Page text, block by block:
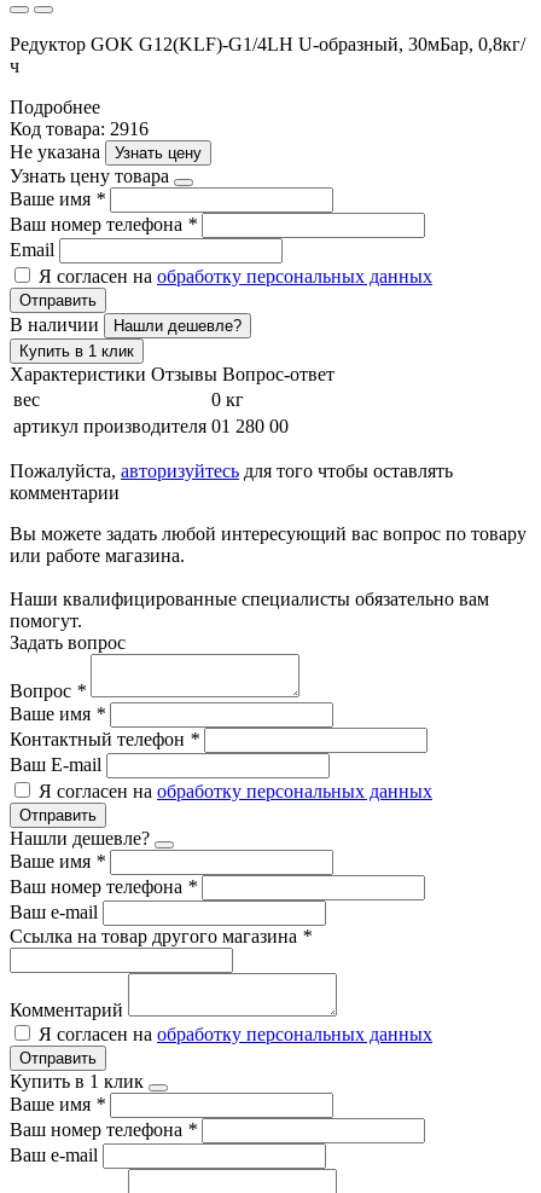
Редуктор GOK G12(KLF)-G1/4LH U-образный, 30мБар, 0,8кг/
ч
Подробнее
Код товара: 2916
Не указана
Узнать цену
Узнать цену товара
Ваше имя *
Ваш номер телефона *
Email
Я согласен на обработку персональных данных
Отправить
В наличии
Нашли дешевле?
Купить в 1 клик
Характеристики Отзывы Вопрос-ответ
вес
0 кг
артикул производителя 01 280 00
Пожалуйста, авторизуйтесь для того чтобы оставлять
комментарии
Вы можете задать любой интересующий вас вопрос по товару
или работе магазина.
Наши квалифицированные специалисты обязательно вам
помогут.
Задать вопрос
Вопрос *
Ваше имя *
Контактный телефон *
Ваш E-mail
Я согласен на обработку персональных данных
Отправить
Нашли дешевле?
Ваше имя *
Ваш номер телефона *
Ваш e-mail
Ссылка на товар другого магазина *
Комментарий
Я согласен на обработку персональных данных
Отправить
Купить в 1 клик
Ваше имя *
Ваш номер телефона *
Ваш e-mail